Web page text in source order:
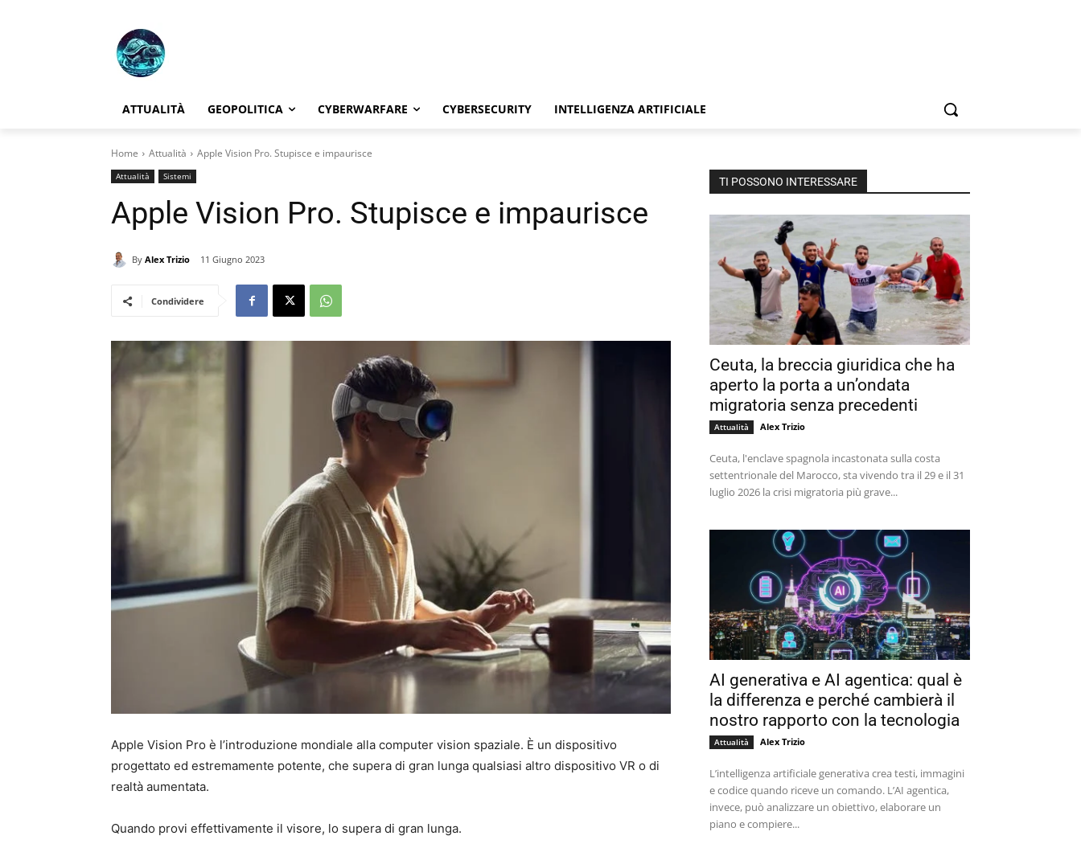
ATTUALITÀ GEOPOLITICA CYBERWARFARE CYBERSECURITY INTELLIGENZA ARTIFICIALE
Home Attualità Apple Vision Pro. Stupisce e impaurisce
Attualità Sistemi
Apple Vision Pro. Stupisce e impaurisce
By Alex Trizio 11 Giugno 2023
Condividere
Apple Vision Pro è l’introduzione mondiale alla computer vision spaziale. È un dispositivo
progettato ed estremamente potente, che supera di gran lunga qualsiasi altro dispositivo VR o di
realtà aumentata.
Quando provi effettivamente il visore, lo supera di gran lunga.
TI POSSONO INTERESSARE
Ceuta, la breccia giuridica che ha
aperto la porta a un’ondata
migratoria senza precedenti
Attualità Alex Trizio
Ceuta, l'enclave spagnola incastonata sulla costa
settentrionale del Marocco, sta vivendo tra il 29 e il 31
luglio 2026 la crisi migratoria più grave...
AI generativa e AI agentica: qual è
la differenza e perché cambierà il
nostro rapporto con la tecnologia
Attualità Alex Trizio
L’intelligenza artificiale generativa crea testi, immagini
e codice quando riceve un comando. L’AI agentica,
invece, può analizzare un obiettivo, elaborare un
piano e compiere...